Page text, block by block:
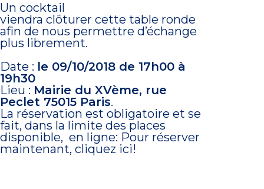
Un cocktail
viendra clôturer cette table ronde
afin de nous permettre d’échange
plus librement.
Date : le 09/10/2018 de 17h00 à
19h30
Lieu : Mairie du XVème, rue
Peclet 75015 Paris.
La réservation est obligatoire et se
fait, dans la limite des places
disponible, en ligne: Pour réserver
maintenant, cliquez ici!